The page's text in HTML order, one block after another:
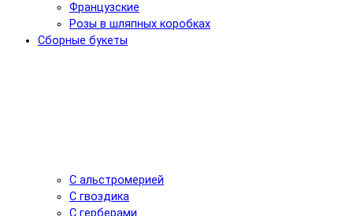
Французские
Розы в шляпных коробках
Сборные букеты
С альстромерией
С гвоздика
С герберами